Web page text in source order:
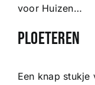
voor Huizen…
Ploeteren
Een knap stukje